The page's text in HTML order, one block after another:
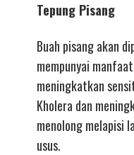
Tepung Pisang
Buah pisang akan
mempunyai
meningkatkan
Kholera dan
menolong melapisi
usus.